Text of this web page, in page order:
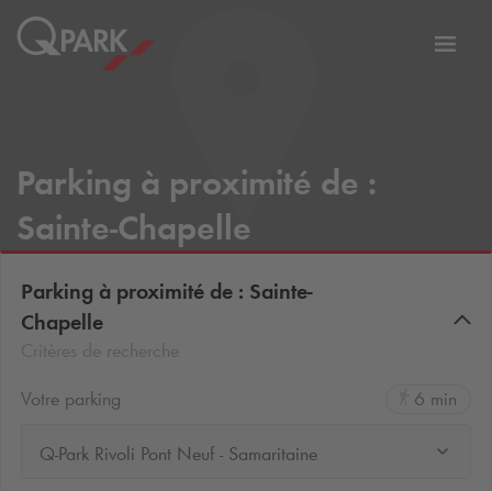
Parking à proximité de :
Sainte-Chapelle
Parking à proximité de : Sainte-
Chapelle
Votre parking
6 min
Q-Park Rivoli Pont Neuf - Samaritaine